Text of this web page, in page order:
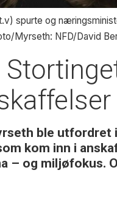
spurte og
Myrseth: NFD/David
ble utfordret
kom inn i
– og miljøfokus.